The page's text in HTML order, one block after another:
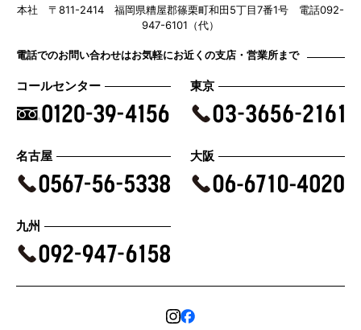
本社 〒811-2414 福岡県糟屋郡篠栗町和田5丁目7番1号 電話092-
947-6101（代）
電話でのお問い合わせはお気軽にお近くの支店・営業所まで
コールセンター 東京
名古屋 大阪
九州